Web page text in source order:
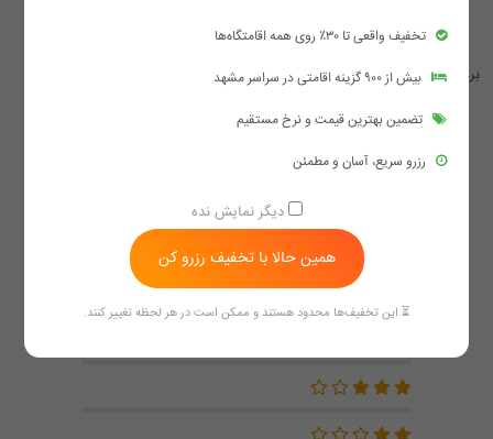
بررسی ها
4.0
بر اساس 7 بازخورد
تخفیف واقعی تا ۳۰٪ روی همه اقامتگاه‌ها
بیش از ۹۰۰ گزینه اقامتی در سراسر مشهد
تضمین بهترین قیمت و نرخ مستقیم
رزرو سریع، آسان و مطمئن
دیگر نمایش نده
همین حالا با تخفیف رزرو کن
⏳ این تخفیف‌ها محدود هستند و ممکن است در هر لحظه تغییر کنند.